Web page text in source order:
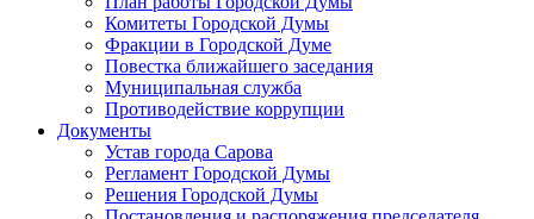
Комитеты Городской Думы
Фракции в Городской Думе
Повестка ближайшего заседания
Муниципальная служба
Противодействие коррупции
Документы
Устав города Сарова
Регламент Городской Думы
Решения Городской Думы